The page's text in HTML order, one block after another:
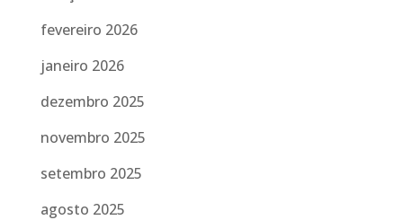
fevereiro 2026
janeiro 2026
dezembro 2025
novembro 2025
setembro 2025
agosto 2025